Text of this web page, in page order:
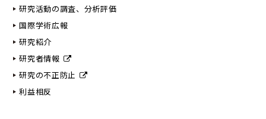
研究活動の調査、分析評価
国際学術広報
研究紹介
研究者情報
研究の不正防止
利益相反